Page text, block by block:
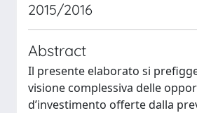
2015/2016
Abstract
Il presente elaborato si
visione complessiva delle
d’investimento offerte dalla